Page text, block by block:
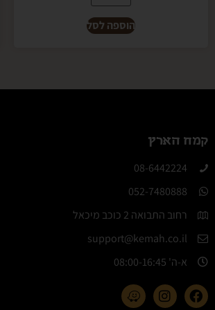
הוספה לסל
קמח הארץ
08-6442224​
052-7480888
רחוב התבואה 2 כוכב מיכאל
support@kemah.co.il
א-ה' 08:00-16:45​